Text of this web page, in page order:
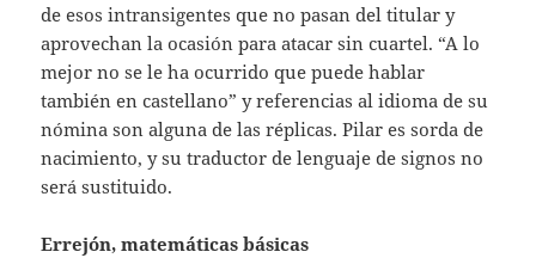
de esos intransigentes que no pasan del titular y
aprovechan la ocasión para atacar sin cuartel. “A lo
mejor no se le ha ocurrido que puede hablar
también en castellano” y referencias al idioma de su
nómina son alguna de las réplicas. Pilar es sorda de
nacimiento, y su traductor de lenguaje de signos no
será sustituido.
Errejón, matemáticas básicas